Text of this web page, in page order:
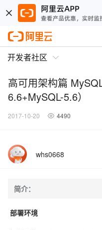
开发者社区
高可用架构篇
6.6+MySQL-5.6）
2017-10-20 4490
whs0668
简介：
部署环境